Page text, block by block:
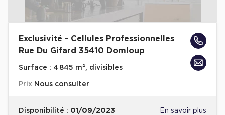
Exclusivité - Cellules Professionnelles
Rue Du Gifard 35410 Domloup
Surface : 4 845 m², divisibles
Prix Nous consulter
Disponibilité : 01/09/2023 En savoir plus